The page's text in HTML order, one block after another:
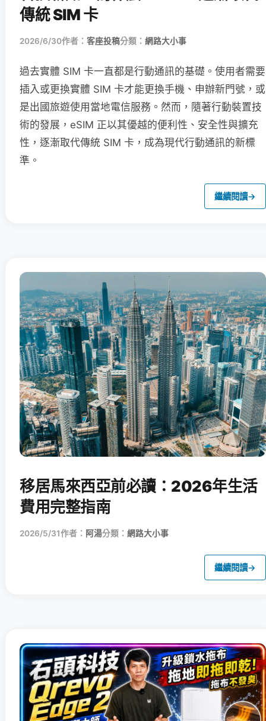
傳統 SIM 卡
2026/6/30作者： 客座投稿分類： 網路大小事
過去實體 SIM 卡一直都是行動通訊的基礎。使用者需要
插入或更換實體 SIM 卡才能更換手機、申辦新門號，或
是出國旅遊使用當地電信服務。然而，隨著行動裝置技
術的發展，eSIM 正以其優越的便利性、安全性與擴充
性，逐漸取代傳統 SIM 卡，成為現代行動通訊的新標
準。
繼續閱讀→
移居馬來西亞前必讀：2026年生活
費用完整指南
2026/5/31作者： 阿湯分類： 網路大小事
繼續閱讀→